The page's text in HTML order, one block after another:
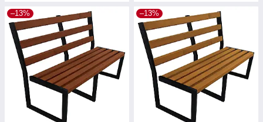
–13% –13%